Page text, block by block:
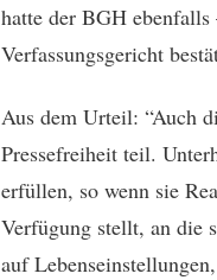
hatte der BGH
Verfassungsgericht
Aus dem Urteil: “Auch
Pressefreiheit teil.
erfüllen, so wenn sie
Verfügung stellt, an die
auf